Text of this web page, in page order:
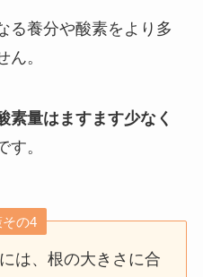
る養分や酸素をより多
ん。
素量はますます少なく
す。
の4
は、根の大きさに合